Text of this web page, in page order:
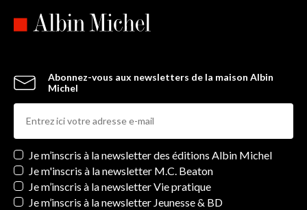
Abonnez-vous aux newsletters de la maison Albin
Michel
Newsletters
Je m’inscris à la newsletter des éditions Albin Michel
Je m'inscris à la newsletter M.C. Beaton
Je m’inscris à la newsletter Vie pratique
Je m’inscris à la newsletter Jeunesse & BD